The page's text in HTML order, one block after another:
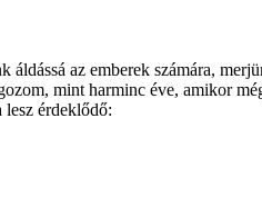
az emberek számára,
mint harminc éve, amikor
érdeklődő: